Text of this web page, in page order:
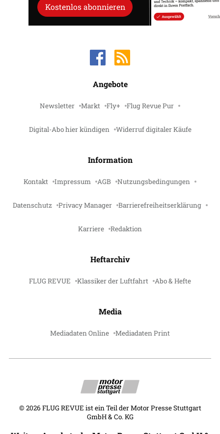
Kostenlos abonnieren
Angebote
Newsletter Markt Fly+ Flug Revue Pur
Digital-Abo hier kündigen Widerruf digitaler Käufe
Information
Kontakt Impressum AGB Nutzungsbedingungen
Datenschutz Privacy Manager Barrierefreiheitserklärung
Karriere Redaktion
Heftarchiv
FLUG REVUE Klassiker der Luftfahrt Abo & Hefte
Media
Mediadaten Online Mediadaten Print
© 2026 FLUG REVUE ist ein Teil der Motor Presse Stuttgart
GmbH & Co. KG